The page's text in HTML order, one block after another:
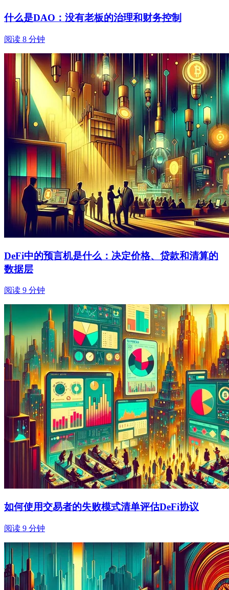
什么是DAO：没有老板的治理和财务控制
阅读 8 分钟
DeFi中的预言机是什么：决定价格、贷款和清算的
数据层
阅读 9 分钟
如何使用交易者的失败模式清单评估DeFi协议
阅读 9 分钟